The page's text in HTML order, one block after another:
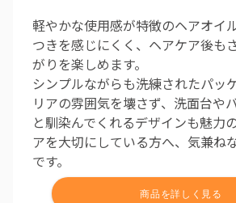
軽やかな使用感が特徴のヘアオイ
つきを感じにくく、ヘアケア後も
がりを楽しめます。
シンプルながらも洗練されたパッ
リアの雰囲気を壊さず、洗面台や
と馴染んでくれるデザインも魅力
アを大切にしている方へ、気兼ね
です。